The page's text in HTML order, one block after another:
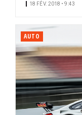
18 FÉV. 2018 • 9:43
AUTO